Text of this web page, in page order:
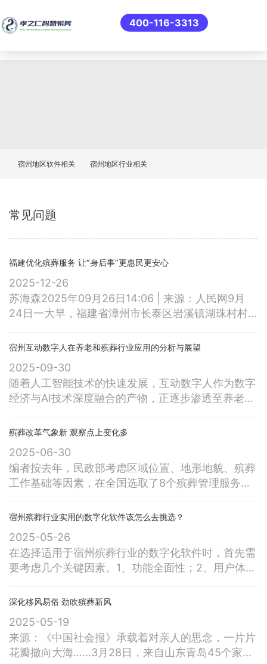
400-116-3313
宿州地区软件相关 宿州地区行业相关
常见问题
福建优化殡葬服务 让“身后事”更惠民更安心
2025-12-26
苏海森2025年09月26日14:06 | 来源：人民网9月
24日一大早，福建省漳州市长泰区岩溪镇湖珠村村
响，当天凌晨，一场风雨席卷漳州。“主要清扫树枝
管理者，洪木山几乎每天都会往这里跑。长泰区岩溪
镇湖珠村村生命公园。人民网记者 李昌乾摄这处生
态园林远看似公园，近看却
宿州互动数字人在养老和殡葬行业应用的分析与展望
2025-09-30
随着人工智能技术的快速发展，互动数字人作为数字
经济与AI技术深度融合的产物，正逐步渗透至养老、
平台，通过创新数字人技术，为行业提供了情感慰
景、伦理挑战及未来趋势等维度，系统分析中殡网互
动数字人的实践与影响。中殡网通过激光扫描、手工
建模或智能手机采集，构建3D数字人模型，
殡葬改革气象新 观察点上变化多
2025-06-30
编者按去年，民政部考虑区域位置、地形地貌、殡葬
工作基础等因素，在全国选取了8个殡葬管理服务工
级观察点4个（含省会城市）、县级观察点2个。在
设、配套设施、减项降费优服务等展开实践探索。今
天本报推出的这一组文章，展现的是8个观察点在便
民利民惠民方面推出的系列举措，也是全国
宿州殡葬行业实用的数字化软件该怎么去挑选？
2025-05-26
在选择适用于宿州殡葬行业的数字化软件时，首先需
要考虑几个关键因素。1、功能全面性；2、用户体
适应性。其中，功能的全面性是最为关键的一点，因
求。我们可以深入了解软件如何帮助提升工作效率、
优化管理流程、减少人工操作，提高整体服务质量。
一、选择数字化软件的核心要素
深化移风易俗 劲吹殡葬新风
2025-05-19
来源：《中国社会报》承载着对亲人的思念，一片片
花瓣撒向大海……3月28日，来自山东青岛45个家庭